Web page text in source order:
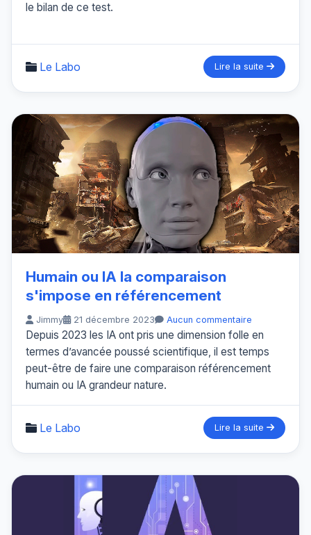
le bilan de ce test.
Le Labo Lire la suite
Humain ou IA la comparaison
s'impose en référencement
Jimmy 21 décembre 2023 Aucun commentaire
Depuis 2023 les IA ont pris une dimension folle en
termes d’avancée poussé scientifique, il est temps
peut-être de faire une comparaison référencement
humain ou IA grandeur nature.
Le Labo Lire la suite